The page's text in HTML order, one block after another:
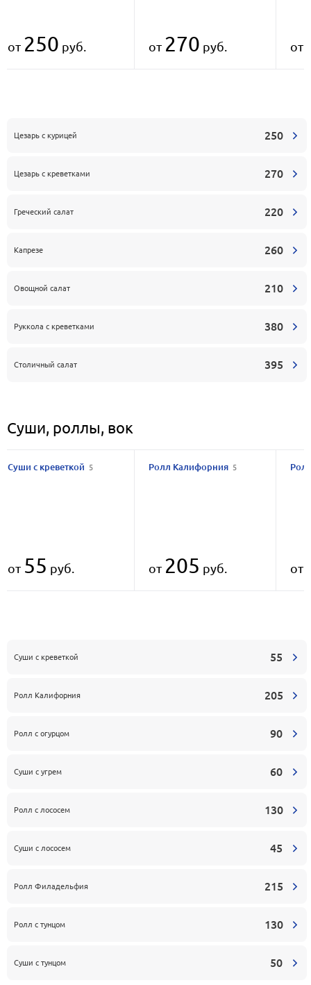
Цезарь с курицей 250
Цезарь с креветками 270
Греческий салат 220
Капрезе 260
Овощной салат 210
Руккола с креветками 380
Столичный салат 395
от 250 руб. от 270 руб. от
Суши, роллы, вок
Суши с креветкой 55
Ролл Калифорния 205
Ролл с огурцом 90
Суши с угрем 60
Ролл с лососем 130
Суши с лососем 45
Ролл Филадельфия 215
Ролл с тунцом 130
Суши с тунцом 50
Суши с креветкой 5 Ролл Калифорния 5
от 55 руб. от 205 руб. от